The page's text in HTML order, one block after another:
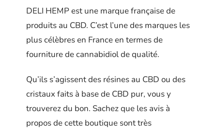
DELI HEMP est une marque française de
produits au CBD. C’est l’une des marques les
plus célèbres en France en termes de
fourniture de cannabidiol de qualité.
Qu’ils s’agissent des résines au CBD ou des
cristaux faits à base de CBD pur, vous y
trouverez du bon. Sachez que les avis à
propos de cette boutique sont très